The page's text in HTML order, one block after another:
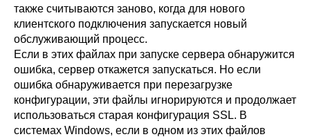
также считываются заново, когда для нового
клиентского подключения запускается новый
обслуживающий процесс.
Если в этих файлах при запуске сервера обнаружится
ошибка, сервер откажется запускаться. Но если
ошибка обнаруживается при перезагрузке
конфигурации, эти файлы игнорируются и продолжает
использоваться старая конфигурация SSL. В
системах Windows, если в одном из этих файлов